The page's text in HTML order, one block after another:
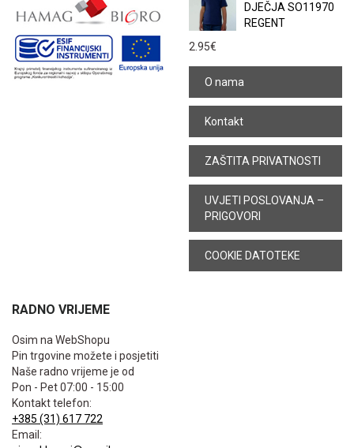
DJEČJA SO11970
REGENT
2.95€
O nama
Kontakt
ZAŠTITA PRIVATNOSTI
UVJETI POSLOVANJA –
PRIGOVORI
COOKIE DATOTEKE
RADNO VRIJEME
Osim na WebShopu
Pin trgovine možete i posjetiti
Naše radno vrijeme je od
Pon - Pet 07:00 - 15:00
Kontakt telefon:
+385 (31) 617 722
Email: